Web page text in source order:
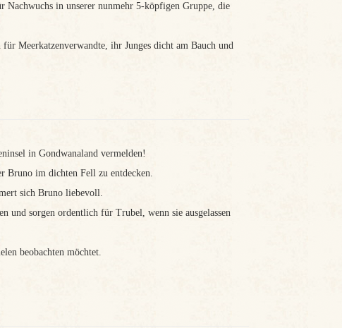
Nachwuchs in unserer nunmehr 5-köpfigen Gruppe, die
Meerkatzenverwandte, ihr Junges dicht am Bauch und
in Gondwanaland vermelden!
Bruno im dichten Fell zu entdecken.
sich Bruno liebevoll.
und sorgen ordentlich für Trubel, wenn sie ausgelassen
beobachten möchtet.